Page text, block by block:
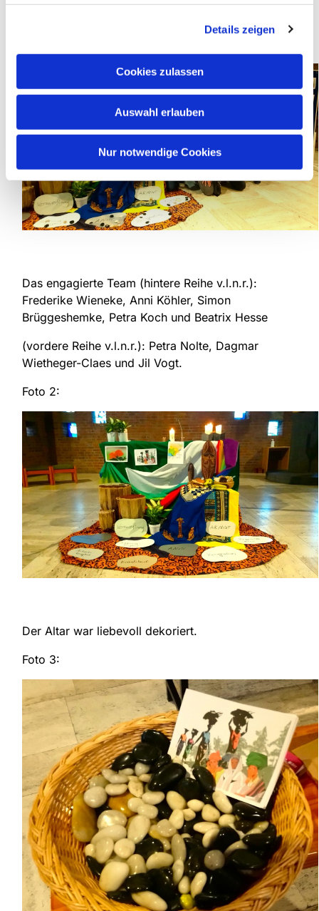
Details zeigen
Cookies zulassen
Auswahl erlauben
Nur notwendige Cookies
Das engagierte Team (hintere Reihe v.l.n.r.):
Frederike Wieneke, Anni Köhler, Simon
Brüggeshemke, Petra Koch und Beatrix Hesse
(vordere Reihe v.l.n.r.): Petra Nolte, Dagmar
Wietheger-Claes und Jil Vogt.
Foto 2:
Der Altar war liebevoll dekoriert.
Foto 3: